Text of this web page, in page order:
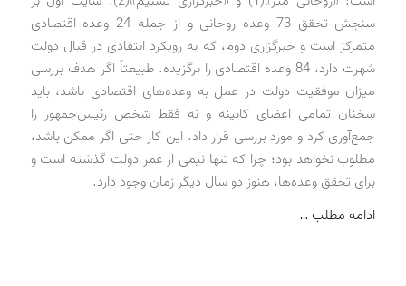
سنجش تحقق 73 وعده روحانی و از جمله 24 وعده اقتصادی
متمرکز است و خبرگزاری دوم، که به رویکرد انتقادی در قبال دولت
شهرت دارد، 84 وعده اقتصادی را برگزیده. طبیعتاً اگر هدف بررسی
میزان موفقیت دولت در عمل به وعده‌های اقتصادی باشد، باید
سخنان تمامی اعضای کابینه و نه فقط شخص رئیس‌جمهور را
جمع‌آوری کرد و مورد بررسی قرار داد. این کار حتی اگر ممکن باشد،
مطلوب نخواهد بود؛ چرا که تنها نیمی از عمر دولت گذشته است و
برای تحقق وعده‌ها، هنوز دو سال دیگر زمان وجود دارد.
ادامه مطلب …